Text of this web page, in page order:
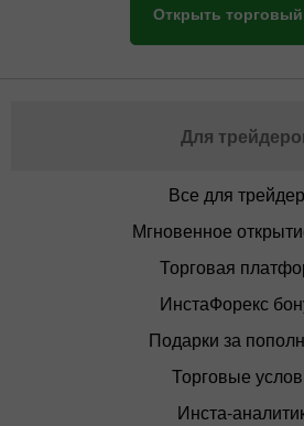
Открыть торговый
Для
Все для
Мгновенное
Торговая
ИнстаФорекс
Подарки за
Торговые
Инста-